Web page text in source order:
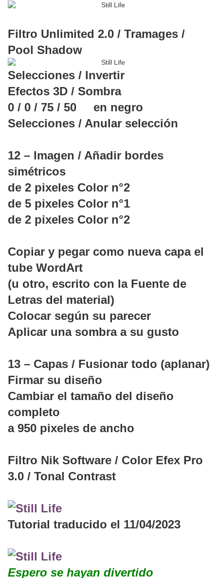
Filtro Unlimited 2.0 / Tramages /
Pool Shadow
Selecciones / Invertir
Efectos 3D / Sombra
0 / 0 / 75 / 50 en negro
Selecciones / Anular selección
12 – Imagen / Añadir bordes
simétricos
de 2 pixeles Color n°2
de 5 pixeles Color n°1
de 2 pixeles Color n°2
Copiar y pegar como nueva capa el
tube WordArt
(u otro, escrito con la Fuente de
Letras del material)
Colocar según su parecer
Aplicar una sombra a su gusto
13 – Capas / Fusionar todo (aplanar)
Firmar su diseño
Cambiar el tamaño del diseño
completo
a 950 pixeles de ancho
Filtro Nik Software / Color Efex Pro
3.0 / Tonal Contrast
Tutorial traducido el 11/04/2023
Espero se hayan divertido